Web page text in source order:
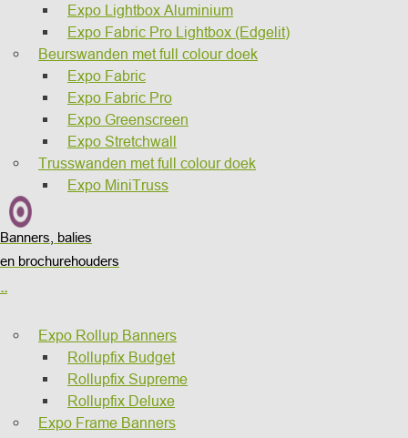
Expo Lightbox Aluminium
Expo Fabric Pro Lightbox (Edgelit)
Beurswanden met full colour doek
Expo Fabric
Expo Fabric Pro
Expo Greenscreen
Expo Stretchwall
Trusswanden met full colour doek
Expo MiniTruss
Banners, balies
en brochurehouders
..
Expo Rollup Banners
Rollupfix Budget
Rollupfix Supreme
Rollupfix Deluxe
Expo Frame Banners